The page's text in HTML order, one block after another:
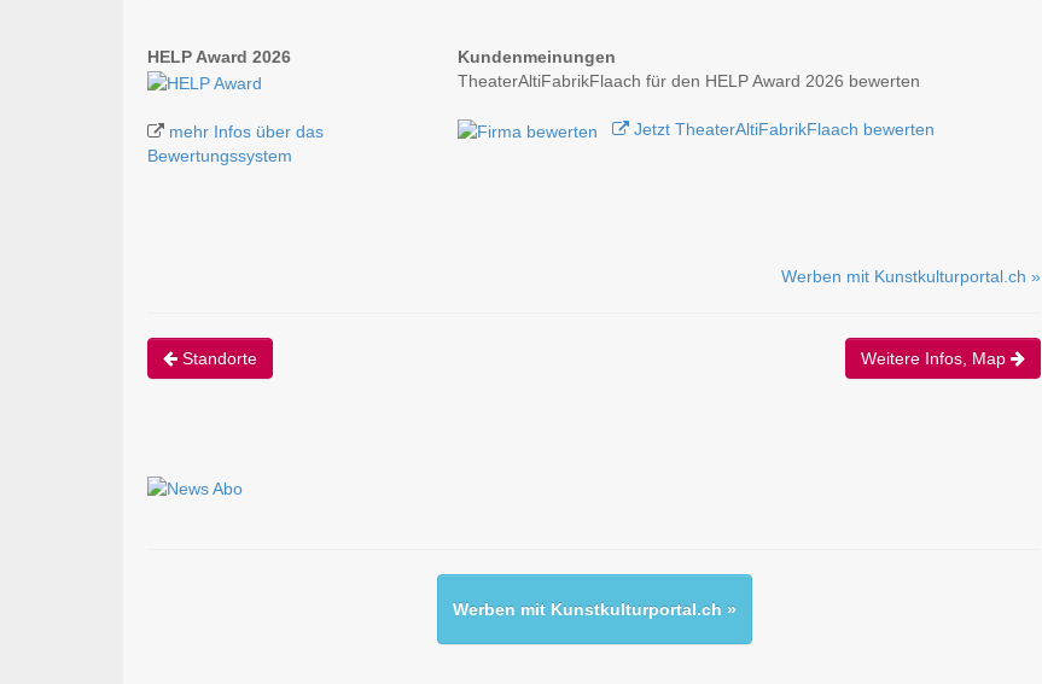
HELP Award 2026
mehr Infos über das
Bewertungssystem
Kundenmeinungen
TheaterAltiFabrikFlaach für den HELP Award 2026 bewerten
Jetzt TheaterAltiFabrikFlaach bewerten
Werben mit Kunstkulturportal.ch »
Standorte Weitere Infos, Map
Werben mit Kunstkulturportal.ch »